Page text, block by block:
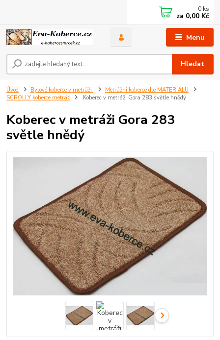
Menu
Hledat
0 ks
za 0,00 Kč
Úvod Bytové koberce v metráži
Metrážni koberce dle MATERIÁLU
SCROLLY koberce metráž
Koberec v metráži Gora 283 světle hnědý
Koberec v metráži Gora 283
světle hnědý